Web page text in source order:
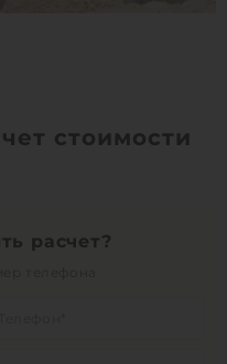
стоимости
расчет?